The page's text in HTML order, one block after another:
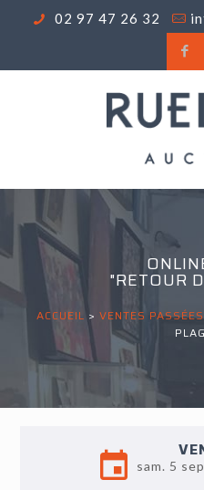
02 97 47 26 32
"RETOUR
ACCUEIL> VENTES PASSÉES
sam. 5